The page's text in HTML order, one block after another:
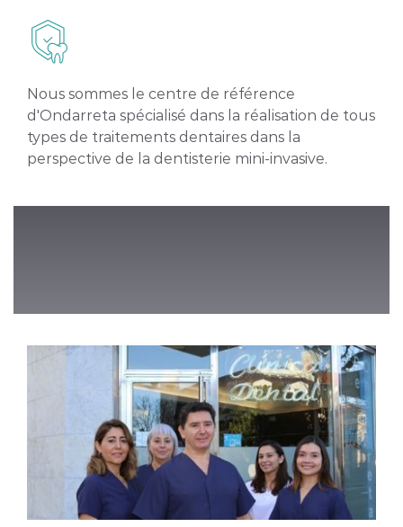
Nous sommes le centre de référence
d'Ondarreta spécialisé dans la réalisation de tous
types de traitements dentaires dans la
perspective de la dentisterie mini-invasive.